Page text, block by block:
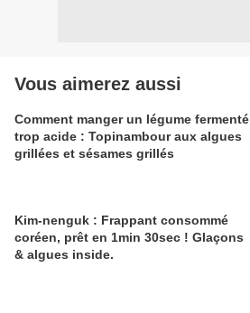
Vous aimerez aussi
Comment manger un légume fermenté
trop acide : Topinambour aux algues
grillées et sésames grillés
Kim-nenguk : Frappant consommé
coréen, prêt en 1min 30sec ! Glaçons
& algues inside.